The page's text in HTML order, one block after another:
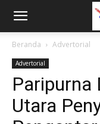
Beranda Advertorial
Advertorial
Paripurna
Utara